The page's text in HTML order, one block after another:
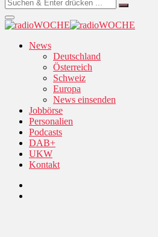
News
Deutschland
Österreich
Schweiz
Europa
News einsenden
Jobbörse
Personalien
Podcasts
DAB+
UKW
Kontakt